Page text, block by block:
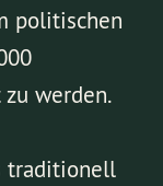
politischen
zu werden.
traditionell